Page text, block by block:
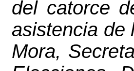
del catorce
asistencia
Mora,